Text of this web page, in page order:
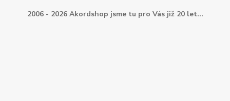
2006 - 2026 Akordshop jsme tu pro Vás již 20 let...